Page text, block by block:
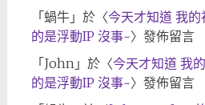
「 蝸牛」於〈今天才知道 我的
的是浮動IP 沒事~〉發佈留言
「 John」於〈今天才知道 我
的是浮動IP 沒事~〉發佈留言